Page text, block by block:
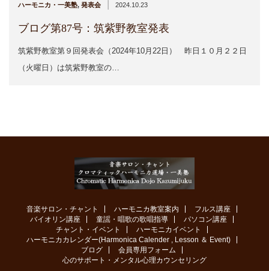
ハーモニカ・一美塾, 発表会 2024.10.23
ブログ第87号：筑紫野教室発表
筑紫野教室第９回発表会（2024年10月22日） 昨日１０月２２日
（火曜日）は筑紫野教室の…
音楽サロン・チャント ハーモニカ教室案内
フルス講座
バイオリン講座
童謡・唱歌の歌唱指導
パソコン講座
チャント・イベント
ハーモニカイベント
ハーモニカカレンダー(Harmonica Calender , Lesson ＆ Event)
ブログ
会員専用フォーム
心のサポート・メンタル心理カウンセリング